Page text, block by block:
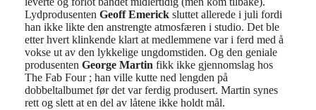
Lydprodusenten Geoff Emerick sluttet allerede i juli fordi
han ikke likte den anstrengte atmosfæren i studio. Det ble
etter hvert klinkende klart at medlemmene var i ferd med å
vokse ut av den lykkelige ungdomstiden. Og den geniale
produsenten George Martin fikk ikke gjennomslag hos
The Fab Four ; han ville kutte ned lengden på
dobbeltalbumet før det var ferdig produsert. Martin synes
rett og slett at en del av låtene ikke holdt mål.